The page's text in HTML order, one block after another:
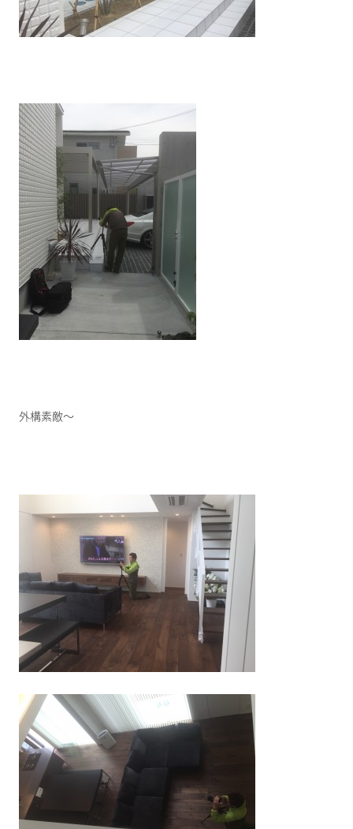
外構素敵～